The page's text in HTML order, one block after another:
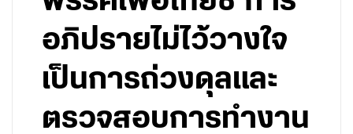
อภิปรายไม่ไว้วางใจ
เป็นการถ่วงดุลและ
ตรวจสอบการทำงาน